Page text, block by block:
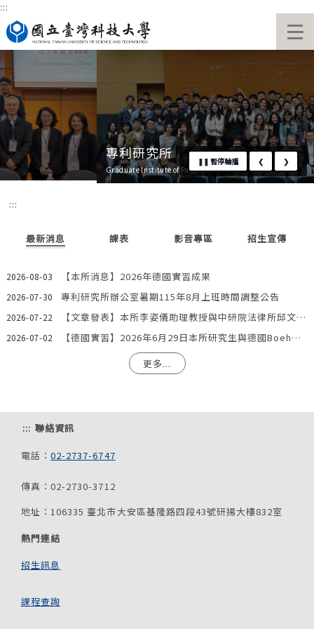
跳
到
主
要
容
區
:::
國立臺灣科技大學首頁
❚❚ 暫停輪播 ❮ ❯
專利研究所
Graduate Institute of Patent
:::
最新消息 課表 影音專區 招生宣傳
2026-08-03 【本所消息】2026年德國實習成果
2026-07-30 專利研究所辦公室暑期115年8月上班時間調整公告
2026-07-22 【文章發表】本所李姿儀助理教授與中研院法律所邱文聰研究員發表文章：「『合理使用』夠用嗎？AI模型訓練著作利用合法性之階段化分析與我國法制因應」
2026-07-02
【德國實習】2026年6月29日本所研究生與德國Boehmert & Boehmert專利事務所一同參訪歐洲專利局。
更多...
::: 聯絡資訊
電話：02-2737-6747
傳真：02-2730-3712
地址：106335 臺北市大安區基隆路四段43號研揚大樓832室
熱門連結
招生訊息
課程查詢